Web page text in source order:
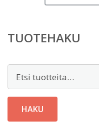
TUOTEHAKU
HAKU